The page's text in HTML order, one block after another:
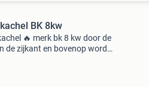
BK 8kw
🔥 merk bk 8 kw door de
de zijkant en bovenop wordt